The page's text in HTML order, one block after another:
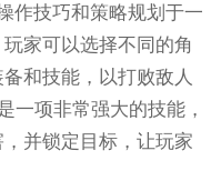
作技巧和策略规划于一
家可以选择不同的角
和技能，以打败敌人
一项非常强大的技能，
并锁定目标，让玩家